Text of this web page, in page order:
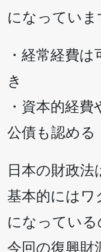
になっていま
・経常経費
き
・資本的経
公債も認める
日本の財政法
基本的にはワ
になっている
今回の復興財